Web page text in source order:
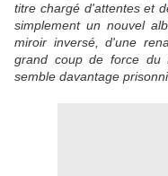
titre chargé d'attentes et
simplement un nouvel
miroir inversé, d'une
grand coup de force du
semble davantage